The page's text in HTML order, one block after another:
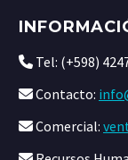
Tel: (+598)
Contacto:
Comercial: